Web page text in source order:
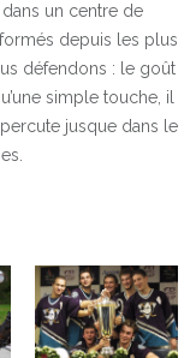
un centre de
depuis les plus
défendons : le goût
simple touche, il
jusque dans le